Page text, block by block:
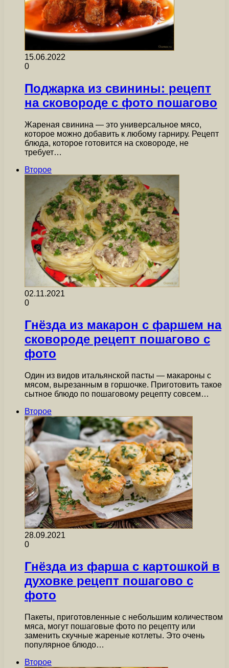
15.06.2022
0
Поджарка из свинины: рецепт
на сковороде с фото пошагово
Жареная свинина — это универсальное мясо,
которое можно добавить к любому гарниру. Рецепт
блюда, которое готовится на сковороде, не
требует…
Второе
02.11.2021
0
Гнёзда из макарон с фаршем на
сковороде рецепт пошагово с
фото
Один из видов итальянской пасты — макароны с
мясом, вырезанным в горшочке. Приготовить такое
сытное блюдо по пошаговому рецепту совсем…
Второе
28.09.2021
0
Гнёзда из фарша с картошкой в
духовке рецепт пошагово с
фото
Пакеты, приготовленные с небольшим количеством
мяса, могут пошаговые фото по рецепту или
заменить скучные жареные котлеты. Это очень
популярное блюдо…
Второе